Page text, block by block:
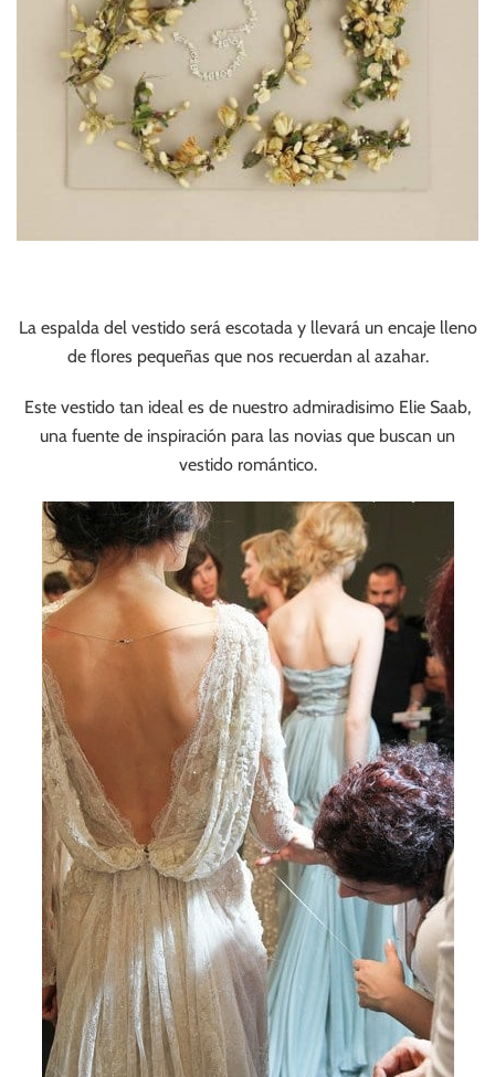
La espalda del vestido será escotada y llevará un encaje lleno
de flores pequeñas que nos recuerdan al azahar.
Este vestido tan ideal es de nuestro admiradisimo Elie Saab,
una fuente de inspiración para las novias que buscan un
vestido romántico.